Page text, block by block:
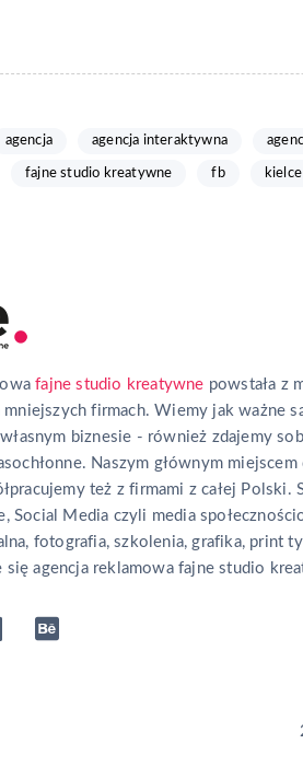
agencja agencja interaktywna
fajne studio kreatywne fb kielce
fajne studio kreatywne powstała z
firmach. Wiemy jak ważne
biznesie - również zdajemy
Naszym głównym miejscem
też z firmami z całej Polski.
Social Media czyli media
fotografia, szkolenia, grafika, print
agencja reklamowa fajne studio